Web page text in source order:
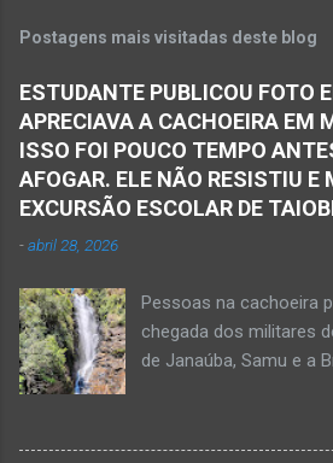
Postagens mais visitadas deste blog
ESTUDANTE PUBLICOU FOTO
APRECIAVA A CACHOEIRA EM
ISSO FOI POUCO TEMPO
AFOGAR. ELE NÃO RESISTIU E
EXCURSÃO ESCOLAR DE
-abril 28, 2026
Pessoas na cachoeira
chegada dos militares
de Janaúba, Samu e a
resistiu e foi a óbito
Pereira Alves publicou